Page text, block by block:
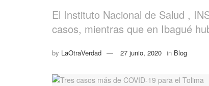
El Instituto Nacional de Salud ,
casos, mientras que en Ibagué
by LaOtraVerdad 27 junio, 2020 in Blog